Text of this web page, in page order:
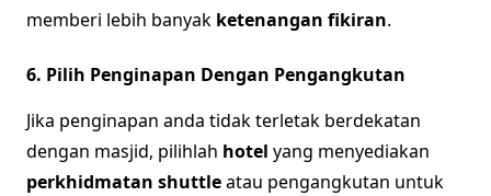
memberi lebih banyak ketenangan fikiran.
6. Pilih Penginapan Dengan Pengangkutan
Jika penginapan anda tidak terletak berdekatan
dengan masjid, pilihlah hotel yang menyediakan
perkhidmatan shuttleatau pengangkutan untuk